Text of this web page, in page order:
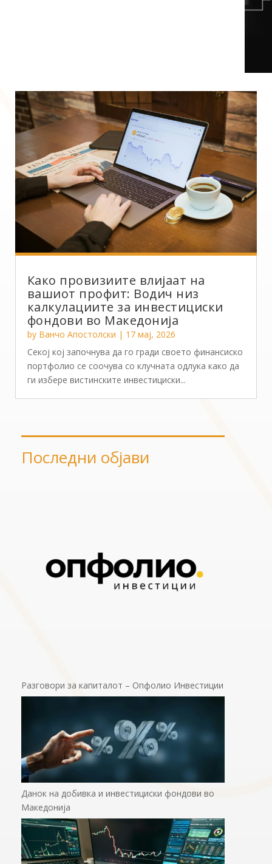
Како провизиите влијаат на
вашиот профит: Водич низ
калкулациите за инвестициски
фондови во Mакедонија
by Ванчо Апостолски | 17 мај, 2026
Секој кој започнува да го гради своето финансиско
портфолио се соочува со клучната одлука како да
ги избере вистинските инвестициски...
Последни објави
Разговори за капиталот – Опфолио Инвестиции
Данок на добивка и инвестициски фондови во
Македонија